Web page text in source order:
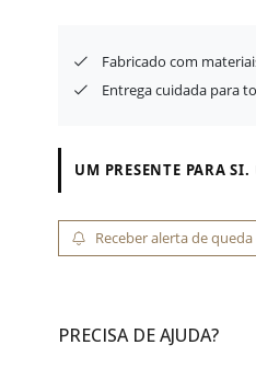
Fabricado com
Entrega cuidada para
UM PRESENTE PARA SI.
Receber alerta de
PRECISA DE AJUDA?